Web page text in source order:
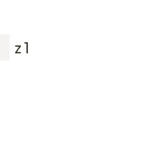
z 1